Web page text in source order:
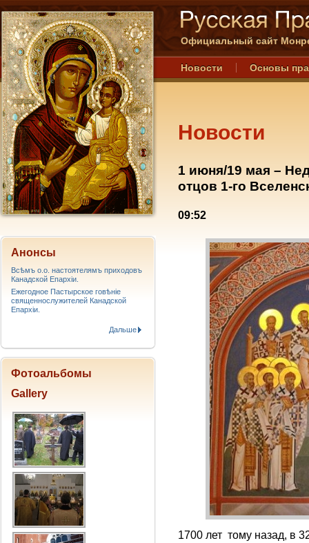
Официальный сайт
Новости Основы
Новости
1 июня/19 мая –
отцов 1-го
09:52
1700 лет тому назад, в
Анонсы
Всѣмъ о.о. настоятелямъ приходовъ
Канадской Епархiи.
Ежегодное Пастырское говѣніе
священнослужителей Канадской
Епархіи.
Дальше
Фотоальбомы
Gallery